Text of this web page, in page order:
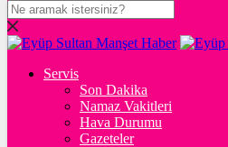
DOLAR
47,7124$% 0.17
EURO
% -0.04
STERLİN
Servis
Son Dakika
Namaz Vakitleri
Hava Durumu
Gazeteler